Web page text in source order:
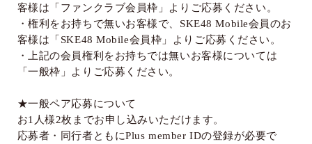
客様は「ファンクラブ会員枠」よりご応募ください。
・権利をお持ちで無いお客様で、 SKE48 Mobile会員のお
客様は「 SKE48 Mobile会員枠」よりご応募ください。
・上記の会員権利をお持ちでは無いお客様については
「一般枠」よりご応募ください。
★一般ペア応募について
お1 人様2枚までお申し込みいただけます。
応募者・同行者ともにPlus member IDの登録が必要で